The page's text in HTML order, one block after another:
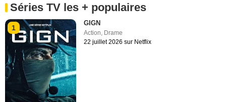
Séries TV les + populaires
1
GIGN
Action Drame
22 juillet 2026 sur Netflix